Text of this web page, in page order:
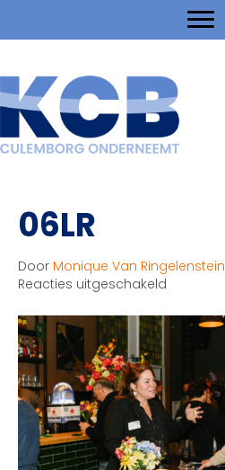
06LR
Door Monique Van Ringelenstein
Reacties uitgeschakeld